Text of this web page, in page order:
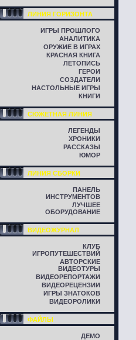
ЛИНИЯ ГОРИЗОНТА
ИГРЫ ПРОШЛОГО
АНАЛИТИКА
ОРУЖИЕ В ИГРАХ
КРАСНАЯ КНИГА
ЛЕТОПИСЬ
ГЕРОИ
СОЗДАТЕЛИ
НАСТОЛЬНЫЕ ИГРЫ
КНИГИ
СЮЖЕТНАЯ ЛИНИЯ
ЛЕГЕНДЫ
ХРОНИКИ
РАССКАЗЫ
ЮМОР
ЛИНИЯ СБОРКИ
ПАНЕЛЬ
ИНСТРУМЕНТОВ
ЛУЧШЕЕ
ОБОРУДОВАНИЕ
ВИДЕОЖУРНАЛ
КЛУБ
ИГРОПУТЕШЕСТВИЙ
АВТОРСКИЕ
ВИДЕОТУРЫ
ВИДЕОРЕПОРТАЖИ
ВИДЕОРЕЦЕНЗИИ
ИГРЫ ЗНАТОКОВ
ВИДЕОРОЛИКИ
ФАЙЛЫ
ДЕМО